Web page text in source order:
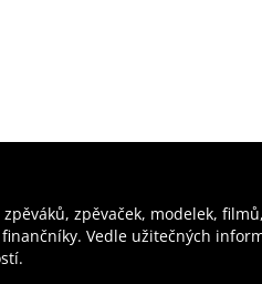
zpěvaček, modelek,
Vedle užitečných